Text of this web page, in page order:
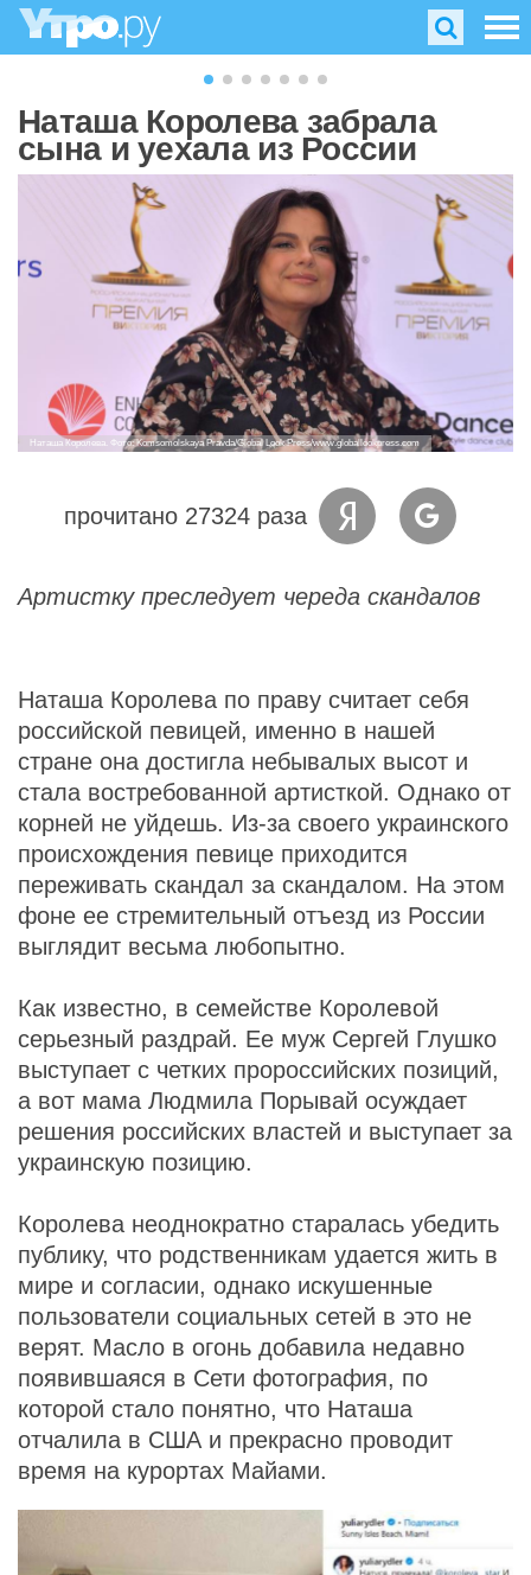
Наташа Королева забрала
сына и уехала из России
Наташа Королева. Фото: Komsomolskaya Pravda/Global Look Press/www.globallookpress.com
прочитано 27324 раза
Артистку преследует череда скандалов
Наташа Королева по праву считает себя
российской певицей, именно в нашей
стране она достигла небывалых высот и
стала востребованной артисткой. Однако от
корней не уйдешь. Из-за своего украинского
происхождения певице приходится
переживать скандал за скандалом. На этом
фоне ее стремительный отъезд из России
выглядит весьма любопытно.
Как известно, в семействе Королевой
серьезный раздрай. Ее муж Сергей Глушко
выступает с четких пророссийских позиций,
а вот мама Людмила Порывай осуждает
решения российских властей и выступает за
украинскую позицию.
Королева неоднократно старалась убедить
публику, что родственникам удается жить в
мире и согласии, однако искушенные
пользователи социальных сетей в это не
верят. Масло в огонь добавила недавно
появившаяся в Сети фотография, по
которой стало понятно, что Наташа
отчалила в США и прекрасно проводит
время на курортах Майами.